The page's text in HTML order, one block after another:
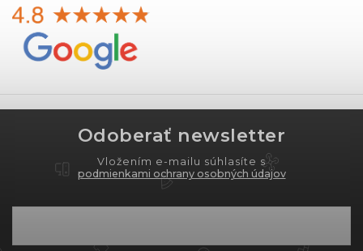
Odoberať newsletter
Vložením e-mailu súhlasíte s
podmienkami ochrany osobných údajov